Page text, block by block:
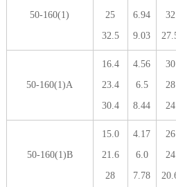
50-160(1)
25
32.5
6.94
9.03
32
50-160(1)A
16.4
23.4
30.4
4.56
6.5
8.44
30
28
24
50-160(1)B
15.0
21.6
28
4.17
6.0
7.78
26
24